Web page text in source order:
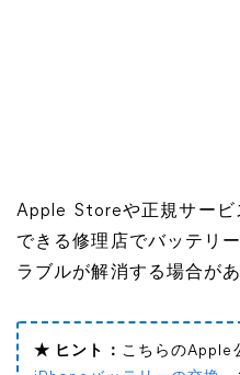
Apple Storeや正規サービ
できる修理店でバッテリ
ラブルが解消する場合があ
★ ヒント： こちらのApple